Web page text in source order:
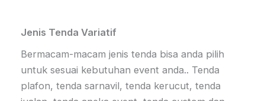
Jenis Tenda Variatif
Bermacam-macam jenis tenda bisa anda pilih
untuk sesuai kebutuhan event anda.. Tenda
plafon, tenda sarnavil, tenda kerucut, tenda